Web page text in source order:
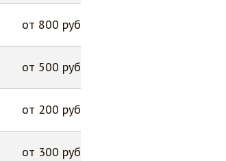
от 800 руб
от 500 руб
от 200 руб
от 300 руб